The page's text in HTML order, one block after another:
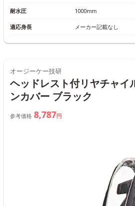
耐水圧 1000mm
適応身長 メーカー記載なし
オージーケー技研
ヘッドレスト付リヤチャイ
ンカバー ブラック
参考価格 8,787円